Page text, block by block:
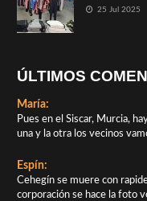
25 Jul 2025
ÚLTIMOS
María:
Pues en el Siscar, Murcia,
una y la otra los vecinos
Espín:
Cehegín se muere con
corporación se hace la foto